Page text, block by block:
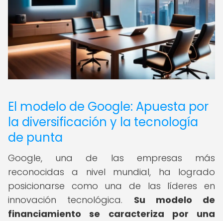
El modelo de Google: Apuesta por
la diversificación y la tecnología
de punta
Google, una de las empresas más
reconocidas a nivel mundial, ha logrado
posicionarse como una de las líderes en
innovación tecnológica. Su modelo de
financiamiento se caracteriza por una